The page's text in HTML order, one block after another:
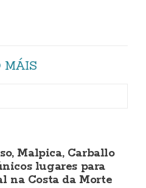
MÁIS
Malpica, Carballo
lugares para
na Costa da Morte